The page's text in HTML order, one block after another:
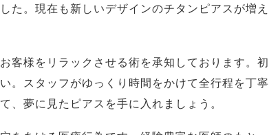
た。現在も新しいデザインのチタンピアスが増え
客様をリラックさせる術を承知しております。初
。スタッフがゆっくり時間をかけて全行程を丁寧
、夢に見たピアスを手に入れましょう。